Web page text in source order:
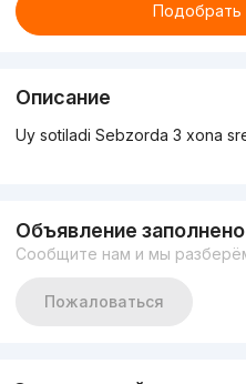
Подобрать
Описание
Uy sotiladi Sebzorda 3 xona
Объявление
Сообщите нам и мы
Пожаловаться